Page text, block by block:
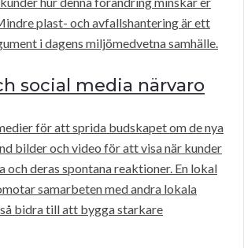
plast- och avfallshantering är ett
i dagens miljömedvetna samhälle.
social media närvaro
för att sprida budskapet om de nya
bilder och video för att visa när kunder
och deras spontana reaktioner. En lokal
samarbeten med andra lokala
bidra till att bygga starkare